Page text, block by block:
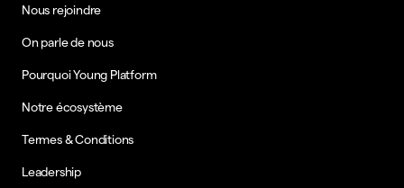
Nous rejoindre
On parle de nous
Pourquoi Young Platform
Notre écosystème
Termes & Conditions
Leadership